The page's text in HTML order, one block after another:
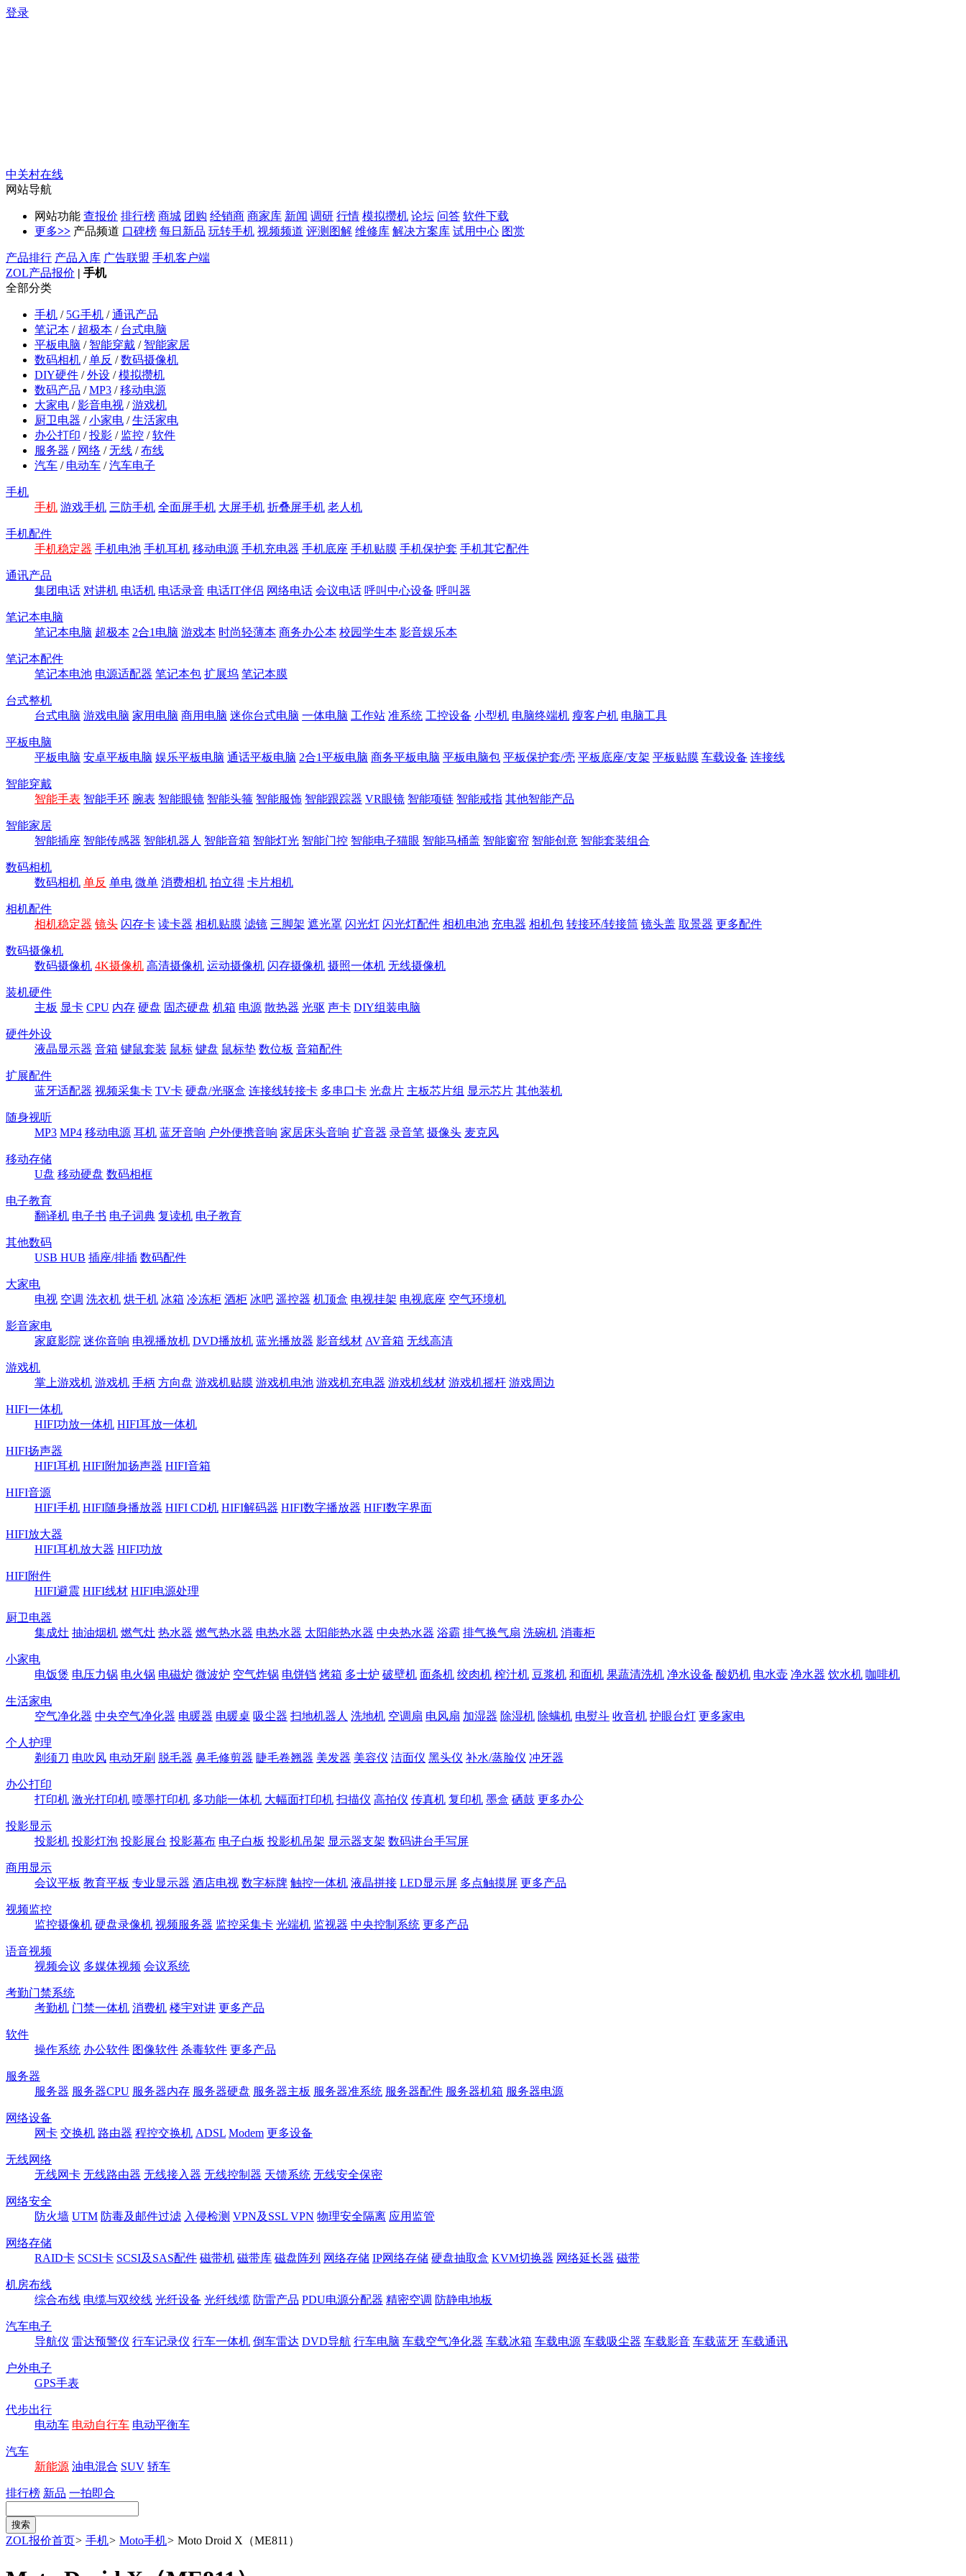
登录
中关村在线
网站导航
网站功能 查报价 排行榜 商城 团购 经销商 商家库 新闻 调研 行情 模拟攒机 论坛 问答 软件下载
更多>> 产品频道 口碑榜 每日新品 玩转手机 视频频道 评测图解 维修库 解决方案库 试用中心 图赏
产品排行 产品入库 广告联盟 手机客户端
ZOL产品报价 | 手机
全部分类
手机 / 5G手机 /通讯产品
笔记本 / 超极本 / 台式电脑
平板电脑 / 智能穿戴 / 智能家居
数码相机 /单反 /数码摄像机
DIY硬件 /外设 /模拟攒机
数码产品 /MP3 /移动电源
大家电 /影音电视 /游戏机
厨卫电器 /小家电 /生活家电
办公打印 /投影 / 监控 /软件
服务器 / 网络 /无线 /布线
汽车 / 电动车 /汽车电子
手机
手机 游戏手机 三防手机 全面屏手机 大屏手机 折叠屏手机 老人机
手机配件
手机稳定器 手机电池 手机耳机 移动电源 手机充电器 手机底座 手机贴膜 手机保护套 手机其它配件
通讯产品
集团电话 对讲机 电话机 电话录音 电话IT伴侣 网络电话 会议电话 呼叫中心设备 呼叫器
笔记本电脑
笔记本电脑 超极本 2合1电脑 游戏本 时尚轻薄本 商务办公本 校园学生本 影音娱乐本
笔记本配件
笔记本电池 电源适配器 笔记本包 扩展坞 笔记本膜
台式整机
台式电脑 游戏电脑 家用电脑 商用电脑 迷你台式电脑 一体电脑 工作站 准系统 工控设备 小型机 电脑终端机 瘦客户机 电脑工具
平板电脑
平板电脑 安卓平板电脑 娱乐平板电脑 通话平板电脑 2合1平板电脑 商务平板电脑 平板电脑包 平板保护套/壳 平板底座/支架 平板贴膜 车载设备 连接线
智能穿戴
智能手表 智能手环 腕表 智能眼镜 智能头箍 智能服饰 智能跟踪器 VR眼镜 智能项链 智能戒指 其他智能产品
智能家居
智能插座 智能传感器 智能机器人 智能音箱 智能灯光 智能门控 智能电子猫眼 智能马桶盖 智能窗帘 智能创意 智能套装组合
数码相机
数码相机 单反 单电 微单 消费相机 拍立得 卡片相机
相机配件
相机稳定器 镜头 闪存卡 读卡器 相机贴膜 滤镜 三脚架 遮光罩 闪光灯 闪光灯配件 相机电池 充电器 相机包 转接环/转接筒 镜头盖 取景器 更多配件
数码摄像机
数码摄像机 4K摄像机 高清摄像机 运动摄像机 闪存摄像机 摄照一体机 无线摄像机
装机硬件
主板 显卡 CPU 内存 硬盘 固态硬盘 机箱 电源 散热器 光驱 声卡 DIY组装电脑
硬件外设
液晶显示器 音箱 键鼠套装 鼠标 键盘 鼠标垫 数位板 音箱配件
扩展配件
蓝牙适配器 视频采集卡 TV卡 硬盘/光驱盒 连接线转接卡 多串口卡 光盘片 主板芯片组 显示芯片 其他装机
随身视听
MP3 MP4 移动电源 耳机 蓝牙音响 户外便携音响 家居床头音响 扩音器 录音笔 摄像头 麦克风
移动存储
U盘 移动硬盘 数码相框
电子教育
翻译机 电子书 电子词典 复读机 电子教育
其他数码
USB HUB 插座/排插 数码配件
大家电
电视 空调 洗衣机 烘干机 冰箱 冷冻柜 酒柜 冰吧 遥控器 机顶盒 电视挂架 电视底座 空气环境机
影音家电
家庭影院 迷你音响 电视播放机 DVD播放机 蓝光播放器 影音线材 AV音箱 无线高清
游戏机
掌上游戏机 游戏机 手柄 方向盘 游戏机贴膜 游戏机电池 游戏机充电器 游戏机线材 游戏机摇杆 游戏周边
HIFI一体机
HIFI功放一体机 HIFI耳放一体机
HIFI扬声器
HIFI耳机 HIFI附加扬声器 HIFI音箱
HIFI音源
HIFI手机 HIFI随身播放器 HIFI CD机 HIFI解码器 HIFI数字播放器 HIFI数字界面
HIFI放大器
HIFI耳机放大器 HIFI功放
HIFI附件
HIFI避震 HIFI线材 HIFI电源处理
厨卫电器
集成灶 抽油烟机 燃气灶 热水器 燃气热水器 电热水器 太阳能热水器 中央热水器 浴霸 排气换气扇 洗碗机 消毒柜
小家电
电饭煲 电压力锅 电火锅 电磁炉 微波炉 空气炸锅 电饼铛 烤箱 多士炉 破壁机 面条机 绞肉机 榨汁机 豆浆机 和面机 果蔬清洗机 净水设备 酸奶机 电水壶 净水器 饮水机 咖啡机
生活家电
空气净化器 中央空气净化器 电暖器 电暖桌 吸尘器 扫地机器人 洗地机 空调扇 电风扇 加湿器 除湿机 除螨机 电熨斗 收音机 护眼台灯 更多家电
个人护理
剃须刀 电吹风 电动牙刷 脱毛器 鼻毛修剪器 睫毛卷翘器 美发器 美容仪 洁面仪 黑头仪 补水/蒸脸仪 冲牙器
办公打印
打印机 激光打印机 喷墨打印机 多功能一体机 大幅面打印机 扫描仪 高拍仪 传真机 复印机 墨盒 硒鼓 更多办公
投影显示
投影机 投影灯泡 投影展台 投影幕布 电子白板 投影机吊架 显示器支架 数码讲台手写屏
商用显示
会议平板 教育平板 专业显示器 酒店电视 数字标牌 触控一体机 液晶拼接 LED显示屏 多点触摸屏 更多产品
视频监控
监控摄像机 硬盘录像机 视频服务器 监控采集卡 光端机 监视器 中央控制系统 更多产品
语音视频
视频会议 多媒体视频 会议系统
考勤门禁系统
考勤机 门禁一体机 消费机 楼宇对讲 更多产品
软件
操作系统 办公软件 图像软件 杀毒软件 更多产品
服务器
服务器 服务器CPU 服务器内存 服务器硬盘 服务器主板 服务器准系统 服务器配件 服务器机箱 服务器电源
网络设备
网卡 交换机 路由器 程控交换机 ADSL Modem 更多设备
无线网络
无线网卡 无线路由器 无线接入器 无线控制器 天馈系统 无线安全保密
网络安全
防火墙 UTM 防毒及邮件过滤 入侵检测 VPN及SSL VPN 物理安全隔离 应用监管
网络存储
RAID卡 SCSI卡 SCSI及SAS配件 磁带机 磁带库 磁盘阵列 网络存储 IP网络存储 硬盘抽取盒 KVM切换器 网络延长器 磁带
机房布线
综合布线 电缆与双绞线 光纤设备 光纤线缆 防雷产品 PDU电源分配器 精密空调 防静电地板
汽车电子
导航仪 雷达预警仪 行车记录仪 行车一体机 倒车雷达 DVD导航 行车电脑 车载空气净化器 车载冰箱 车载电源 车载吸尘器 车载影音 车载蓝牙 车载通讯
户外电子
GPS手表
代步出行
电动车 电动自行车 电动平衡车
汽车
新能源 油电混合 SUV 轿车
排行榜 新品 一拍即合
ZOL报价首页> 手机> Moto手机> Moto Droid X（ME811）